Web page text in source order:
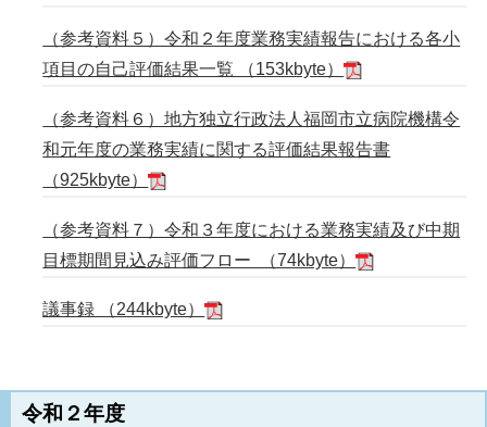
（参考資料５）令和２年度業務実績報告における各小
項目の自己評価結果一覧 （153kbyte）
（参考資料６）地方独立行政法人福岡市立病院機構令
和元年度の業務実績に関する評価結果報告書
（925kbyte）
（参考資料７）令和３年度における業務実績及び中期
目標期間見込み評価フロー （74kbyte）
議事録 （244kbyte）
令和２年度